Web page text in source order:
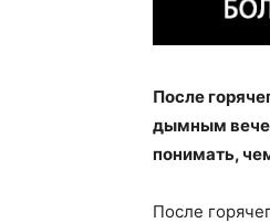
После
дымным
понимать,
После